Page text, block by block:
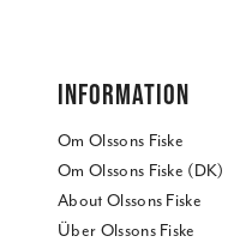
INFORMATION
Om Olssons Fiske
Om Olssons Fiske (DK)
About Olssons Fiske
Über Olssons Fiske